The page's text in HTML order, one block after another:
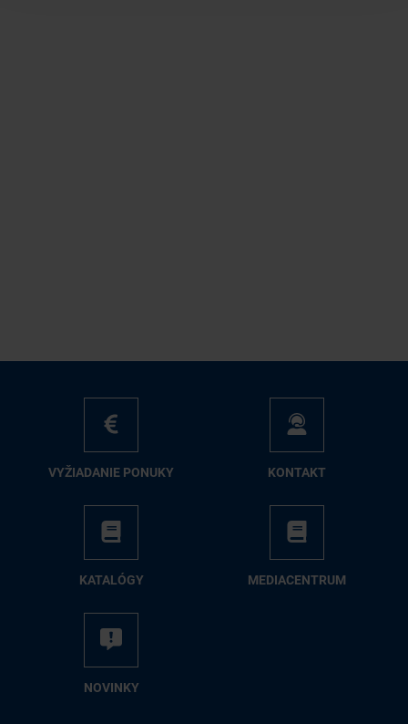
VY­ŽIA­DA­NIE PO­NU­KY KON­TAKT
KA­TA­LÓ­GY ME­DIA­CEN­TRUM
NO­VIN­KY